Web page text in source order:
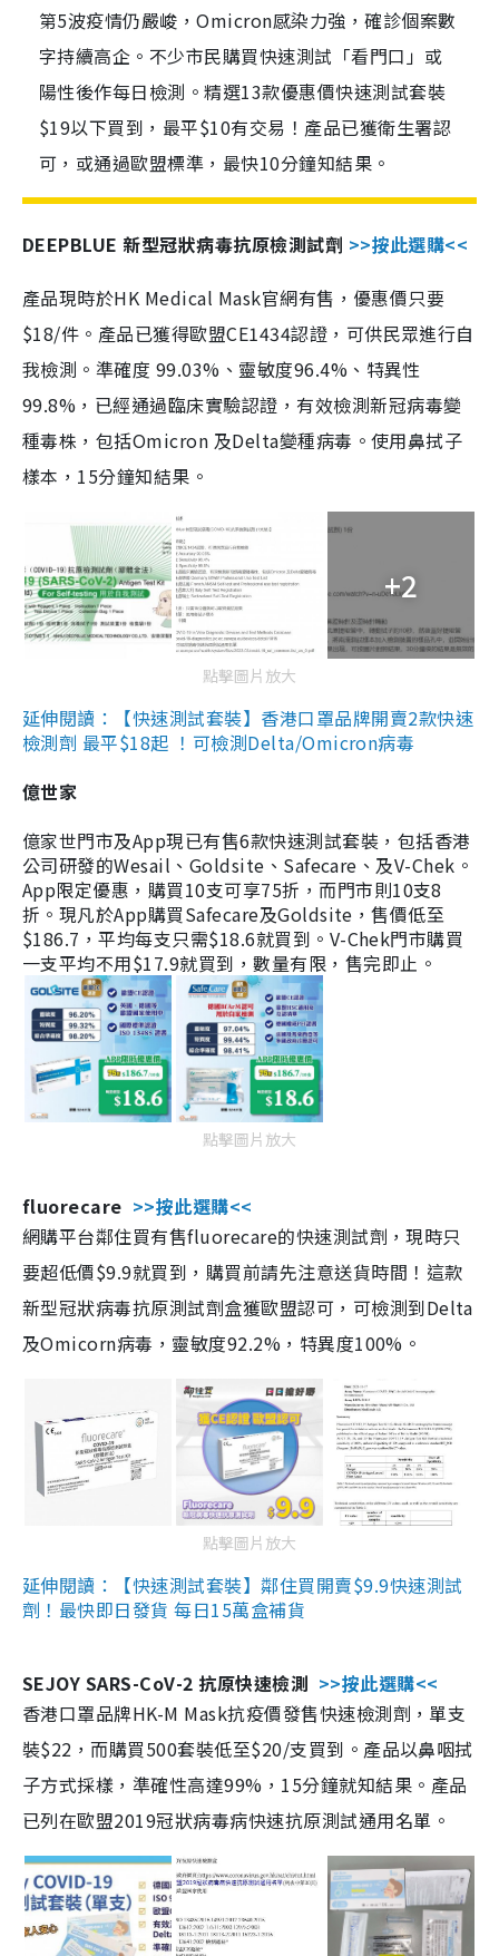
第5波疫情仍嚴峻，Omicron感染力強，確診個案數
字持續高企。不少市民購買快速測試「看門口」或
陽性後作每日檢測。精選13款優惠價快速測試套裝
$19以下買到，最平$10有交易！產品已獲衛生署認
可，或通過歐盟標準，最快10分鐘知結果。
DEEPBLUE 新型冠狀病毒抗原檢測試劑 >>按此選購<<
產品現時於HK Medical Mask官網有售，優惠價只要
$18/件。產品已獲得歐盟CE1434認證，可供民眾進行自
我檢測。準確度 99.03%、靈敏度96.4%、特異性
99.8%，已經通過臨床實驗認證，有效檢測新冠病毒變
種毒株，包括Omicron 及Delta變種病毒。使用鼻拭子
樣本，15分鐘知結果。
+2
點擊圖片放大
延伸閱讀：【快速測試套裝】香港口罩品牌開賣2款快速
檢測劑 最平$18起 ！可檢測Delta/Omicron病毒
億世家
億家世門市及App現已有售6款快速測試套裝，包括香港
公司研發的Wesail、Goldsite、Safecare、及V-Chek。
App限定優惠，購買10支可享75折，而門市則10支8
折。現凡於App購買Safecare及Goldsite，售價低至
$186.7，平均每支只需$18.6就買到。V-Chek門市購買
一支平均不用$17.9就買到，數量有限，售完即止。
點擊圖片放大
fluorecare >>按此選購<<
網購平台鄰住買有售fluorecare的快速測試劑，現時只
要超低價$9.9就買到，購買前請先注意送貨時間！這款
新型冠狀病毒抗原測試劑盒獲歐盟認可，可檢測到Delta
及Omicorn病毒，靈敏度92.2%，特異度100%。
點擊圖片放大
延伸閱讀：【快速測試套裝】鄰住買開賣$9.9快速測試
劑！最快即日發貨 每日15萬盒補貨
SEJOY SARS-CoV-2 抗原快速檢測 >>按此選購<<
香港口罩品牌HK-M Mask抗疫價發售快速檢測劑，單支
裝$22，而購買500套裝低至$20/支買到。產品以鼻咽拭
子方式採樣，準確性高達99%，15分鐘就知結果。產品
已列在歐盟2019冠狀病毒病快速抗原測試通用名單。